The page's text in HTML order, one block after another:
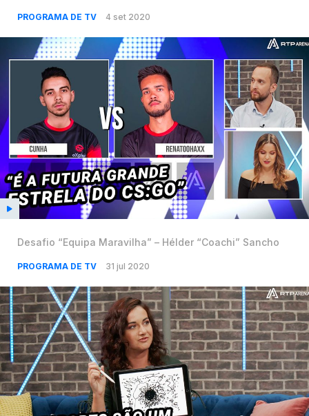
PROGRAMA DE TV 4 set 2020
Desafio “Equipa Maravilha” – Hélder “Coachi” Sancho
PROGRAMA DE TV 31 jul 2020